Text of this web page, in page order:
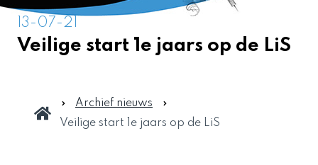
13-07-21
Veilige start 1e jaars op de LiS
Archief nieuws
Veilige start 1e jaars op de LiS